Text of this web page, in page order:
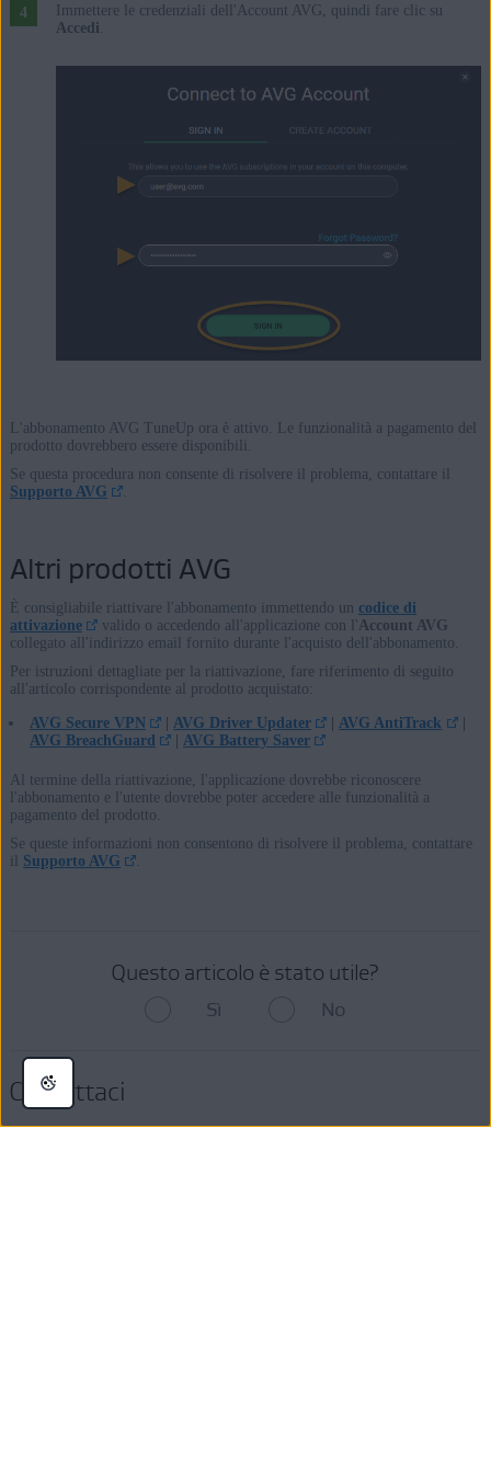
Immettere le credenziali dell'Account AVG, quindi fare clic su
Accedi
L'abbonamento AVG TuneUp ora è attivo. Le funzionalità a pagamento del
prodotto dovrebbero essere disponibili.
Se questa procedura non consente di risolvere il problema, contattare il
Supporto AVG
Altri prodotti AVG
È consigliabile riattivare l'abbonamento immettendo un codice di
attivazione
valido o accedendo all'applicazione con l'Account AVG
collegato all'indirizzo email fornito durante l'acquisto dell'abbonamento.
Per istruzioni dettagliate per la riattivazione, fare riferimento di seguito
all'articolo corrispondente al prodotto acquistato:
AVG Secure VPN AVG Driver Updater AVG AntiTrack
AVG BreachGuard
AVG Battery Saver
Al termine della riattivazione, l'applicazione dovrebbe riconoscere
l'abbonamento e l'utente dovrebbe poter accedere alle funzionalità a
pagamento del prodotto.
Se queste informazioni non consentono di risolvere il problema, contattare
il Supporto AVG
Questo articolo è stato utile?
Sì No
Contattaci